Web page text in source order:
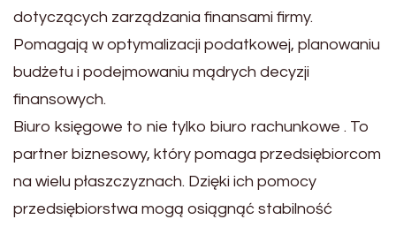
dotyczących zarządzania finansami firmy.
Pomagają w optymalizacji podatkowej, planowaniu
budżetu i podejmowaniu mądrych decyzji
finansowych.
Biuro księgowe to nie tylko biuro rachunkowe . To
partner biznesowy, który pomaga przedsiębiorcom
na wielu płaszczyznach. Dzięki ich pomocy
przedsiębiorstwa mogą osiągnąć stabilność